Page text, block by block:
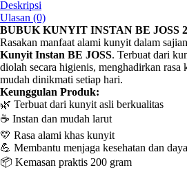
Link
Telegram
Deskripsi
Ulasan (0)
BUBUK KUNYIT INSTAN BE JOSS
Rasakan manfaat alami kunyit dalam
Kunyit Instan BE JOSS. Terbuat dari
diolah secara higienis, menghadirkan rasa
mudah dinikmati setiap hari.
Keunggulan Produk:
🌿 Terbuat dari kunyit asli berkualitas
☕ Instan dan mudah larut
💛 Rasa alami khas kunyit
💪 Membantu menjaga kesehatan dan
📦 Kemasan praktis 200 gram